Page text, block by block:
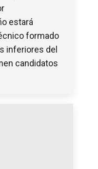
estará
formado
inferiores del
candidatos